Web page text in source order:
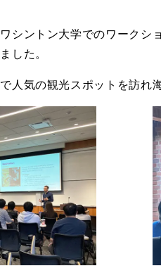
シントン大学でのワーク
した。
人気の観光スポットを訪れ